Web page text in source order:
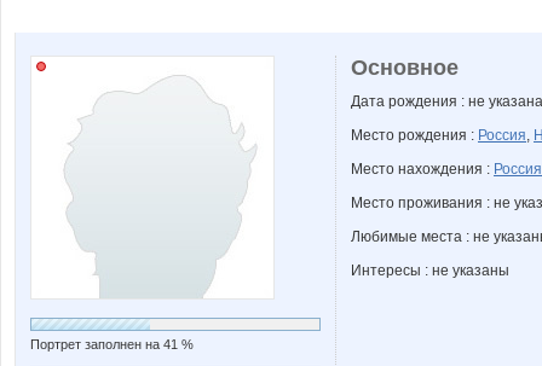
Портрет заполнен на 41 %
Основное
Дата рождения : не указана
Место рождения : Россия,
Место нахождения : Россия
Место проживания : не
Любимые места : не
Интересы : не указаны